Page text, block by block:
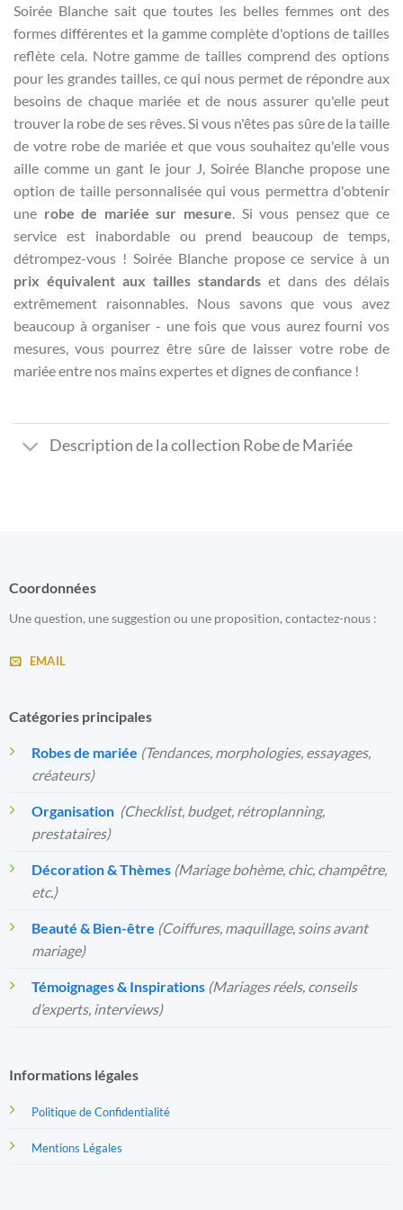
Soirée Blanche sait que toutes les belles femmes ont des
formes différentes et la gamme complète d'options de tailles
reflète cela. Notre gamme de tailles comprend des options
pour les grandes tailles, ce qui nous permet de répondre aux
besoins de chaque mariée et de nous assurer qu'elle peut
trouver la robe de ses rêves. Si vous n'êtes pas sûre de la taille
de votre robe de mariée et que vous souhaitez qu'elle vous
aille comme un gant le jour J, Soirée Blanche propose une
option de taille personnalisée qui vous permettra d'obtenir
une robe de mariée sur mesure . Si vous pensez que ce
service est inabordable ou prend beaucoup de temps,
détrompez-vous ! Soirée Blanche propose ce service à un
prix équivalent aux tailles standards et dans des délais
extrêmement raisonnables. Nous savons que vous avez
beaucoup à organiser - une fois que vous aurez fourni vos
mesures, vous pourrez être sûre de laisser votre robe de
mariée entre nos mains expertes et dignes de confiance !
Description de la collection Robe de Mariée
Coordonnées
Une question, une suggestion ou une proposition, contactez-nous :
EMAIL
Catégories principales
Robes de mariée (Tendances, morphologies, essayages,
créateurs)
Organisation️ (Checklist, budget, rétroplanning,
prestataires)
Décoration & Thèmes (Mariage bohème, chic, champêtre,
etc.)
Beauté & Bien-être (Coiffures, maquillage, soins avant
mariage)
Témoignages & Inspirations (Mariages réels, conseils
d’experts, interviews)
Informations légales
Politique de Confidentialité
Mentions Légales